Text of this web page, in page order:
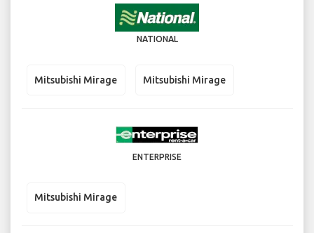
NATIONAL
Mitsubishi Mirage Mitsubishi Mirage
ENTERPRISE
Mitsubishi Mirage